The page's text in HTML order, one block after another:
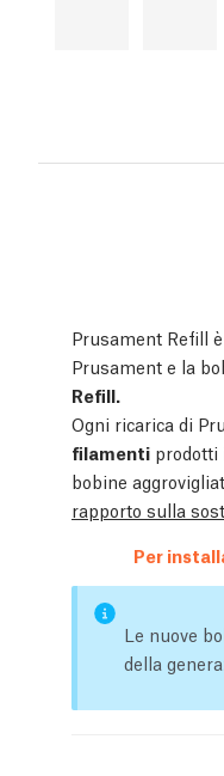
Prusament Refill
Prusament e la
Refill.
Ogni ricarica di
filamenti prodotti
bobine
rapporto sulla
Per
Le nuove
della